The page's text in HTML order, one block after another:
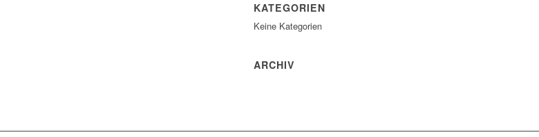
KATEGORIEN
Keine Kategorien
ARCHIV